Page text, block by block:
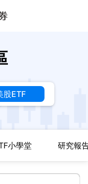
股ETF
小學堂 研究報